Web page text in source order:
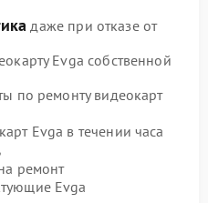
даже при отказе от
Evga собственной
по ремонту видеокарт
Evga в течении часа
ремонт
Evga